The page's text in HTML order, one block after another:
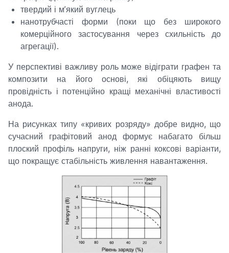
твердий і м’який вуглець
нанотрубчасті форми (поки що без широкого
комерційного застосування через схильність до
агрегації).
У перспективі важливу роль може відіграти графен та
композити на його основі, які обіцяють вищу
провідність і потенційно кращі механічні властивості
анода.
На рисунках типу «кривих розряду» добре видно, що
сучасний графітовий анод формує набагато більш
плоский профіль напруги, ніж ранні коксові варіанти,
що покращує стабільність живлення навантаження.